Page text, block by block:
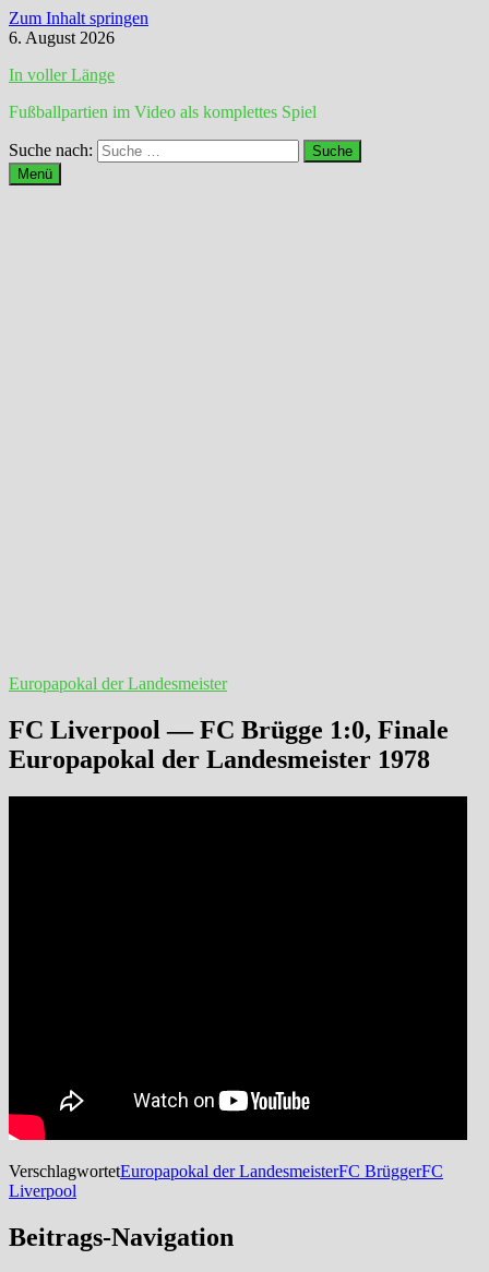
Zum Inhalt springen
6. August 2026
In voller Länge
Fußballpartien im Video als komplettes Spiel
Suche nach:
Menü
Europapokal der Landesmeister
FC Liverpool — FC Brügge 1:0, Finale
Europapokal der Landesmeister 1978
VerschlagwortetEuropapokal der LandesmeisterFC BrüggerFC
Liverpool
Beitrags-Navigation